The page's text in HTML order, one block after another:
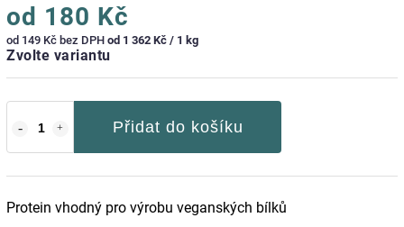
od 180 Kč
od 149 Kč bez DPH od 1 362 Kč / 1 kg
Zvolte variantu
Přidat do košíku
Protein vhodný pro výrobu veganských bílků